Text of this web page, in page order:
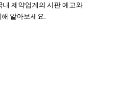
내 제약업계의 시판 예고와
알아보세요.